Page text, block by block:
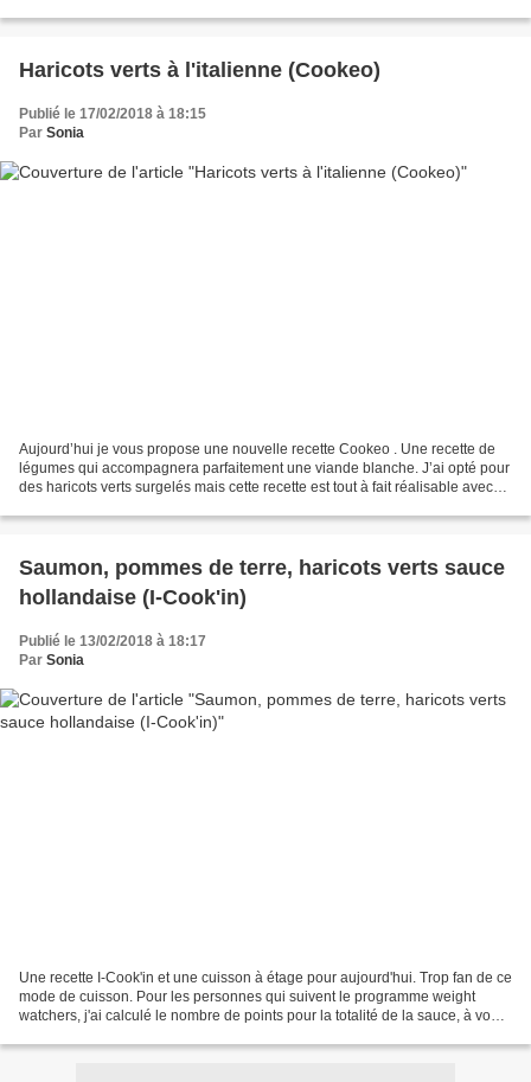
Haricots verts à l'italienne (Cookeo)
Publié le 17/02/2018 à 18:15
Par Sonia
Aujourd’hui je vous propose une nouvelle recette Cookeo . Une recette de
légumes qui accompagnera parfaitement une viande blanche. J’ai opté pour
des haricots verts surgelés mais cette recette est tout à fait réalisable avec
Saumon, pommes de terre, haricots verts sauce
hollandaise (I-Cook'in)
Publié le 13/02/2018 à 18:17
Par Sonia
Une recette I-Cook'in et une cuisson à étage pour aujourd'hui. Trop fan de ce
mode de cuisson. Pour les personnes qui suivent le programme weight
watchers, j'ai calculé le nombre de points pour la totalité de la sauce, à vous